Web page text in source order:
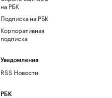
на РБК
Подписка на РБК
Корпоративная
подписка
Уведомления
RSS Новости
РБК